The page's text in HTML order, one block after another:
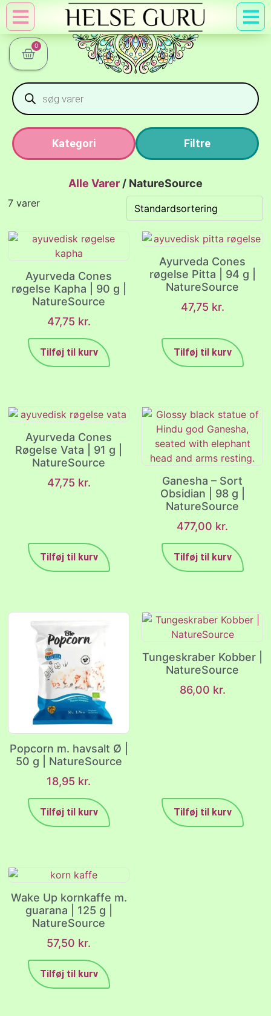
0
Kategori Filtre
Alle Varer / NatureSource
7 varer
Ayurveda Cones
røgelse Kapha | 90 g |
NatureSource
47,75 kr.
Tilføj til kurv
Ayurveda Cones
røgelse Pitta | 94 g |
NatureSource
47,75 kr.
Tilføj til kurv
Ayurveda Cones
Røgelse Vata | 91 g |
NatureSource
47,75 kr.
Tilføj til kurv
Ganesha – Sort
Obsidian | 98 g |
NatureSource
477,00 kr.
Tilføj til kurv
Popcorn m. havsalt Ø |
50 g | NatureSource
18,95 kr.
Tilføj til kurv
Tungeskraber Kobber |
NatureSource
86,00 kr.
Tilføj til kurv
Wake Up kornkaffe m.
guarana | 125 g |
NatureSource
57,50 kr.
Tilføj til kurv